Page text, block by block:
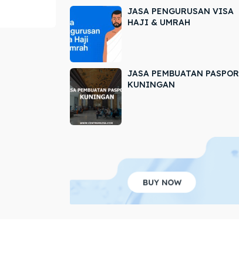
JASA PENGURUSAN VISA
HAJI & UMRAH
JASA PEMBUATAN PASPOR
KUNINGAN